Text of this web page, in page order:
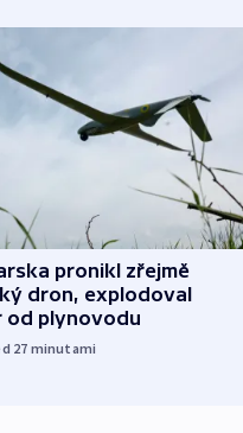
pronikl zřejmě
dron, explodoval
od plynovodu
27 minutami